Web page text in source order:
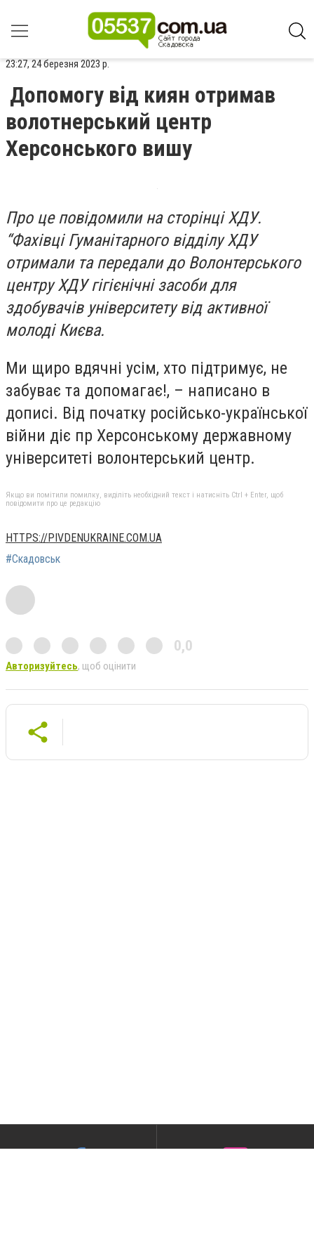
23:27, 24 березня 2023 р.
Допомогу від киян отримав
волотнерський центр
Херсонського вишу
Про це повідомили на сторінці ХДУ.
“Фахівці Гуманітарного відділу ХДУ
отримали та передали до Волонтерського
центру ХДУ гігієнічні засоби для
здобувачів університету від активної
молоді Києва.
Ми щиро вдячні усім, хто підтримує, не
забуває та допомагає!, – написано в
дописі. Від початку російсько-української
війни діє пр Херсонському державному
університеті волонтерський центр.
Якщо ви помітили помилку, виділіть необхідний текст і натисніть Ctrl + Enter, щоб
повідомити про це редакцію
HTTPS://PIVDENUKRAINE.COM.UA
#Скадовськ
0,0
Авторизуйтесь, щоб оцінити